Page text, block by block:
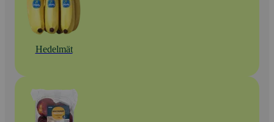
Hedelmät